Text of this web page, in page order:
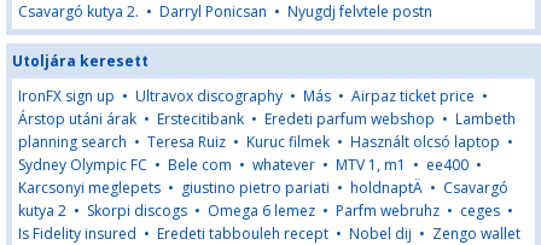
Csavargó kutya 2. • Darryl Ponicsan • Nyugdj felvtele postn
Utoljára keresett
IronFX sign up • Ultravox discography • Más • Airpaz ticket price •
Árstop utáni árak • Erstecitibank • Eredeti parfum webshop • Lambeth
planning search • Teresa Ruiz • Kuruc filmek • Használt olcsó laptop •
Sydney Olympic FC • Bele com • whatever • MTV 1, m1 • ee400 •
Karcsonyi meglepets • giustino pietro pariati • holdnaptÄ • Csavargó
kutya 2 • Skorpi discogs • Omega 6 lemez • Parfm webruhz • ceges •
Is Fidelity insured • Eredeti tabbouleh recept • Nobel dij • Zengo wallet